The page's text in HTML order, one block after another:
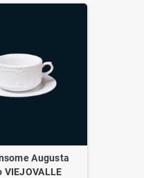
Augusta
VIEJOVALLE